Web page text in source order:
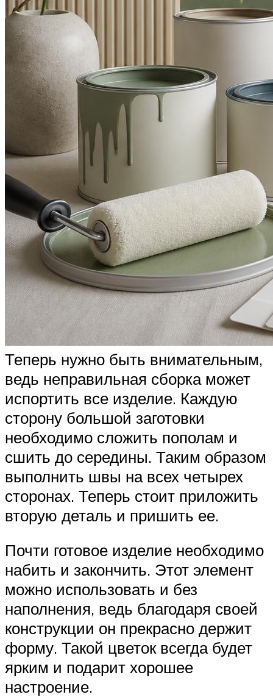
Теперь нужно быть внимательным,
ведь неправильная сборка может
испортить все изделие. Каждую
сторону большой заготовки
необходимо сложить пополам и
сшить до середины. Таким образом
выполнить швы на всех четырех
сторонах. Теперь стоит приложить
вторую деталь и пришить ее.
Почти готовое изделие необходимо
набить и закончить. Этот элемент
можно использовать и без
наполнения, ведь благодаря своей
конструкции он прекрасно держит
форму. Такой цветок всегда будет
ярким и подарит хорошее
настроение.